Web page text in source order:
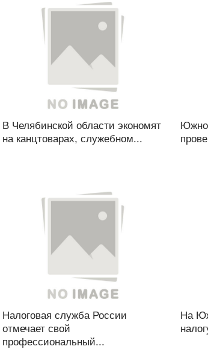
В Челябинской области экономят
на канцтоварах, служебном...
Налоговая служба России
отмечает свой
профессиональный...
На